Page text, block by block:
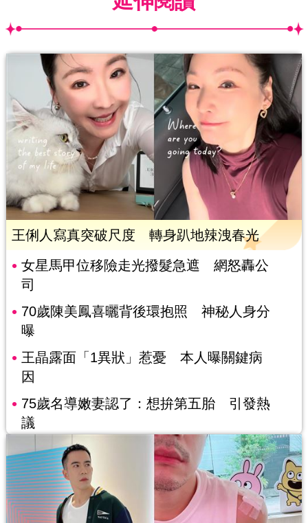
王俐人寫真突破尺度 轉身趴地辣洩春光
女星馬甲位移險走光撥髮急遮 網怒轟公
司
70歲陳美鳳喜曬背後環抱照 神秘人身分
曝
王晶露面「1異狀」惹憂 本人曝關鍵病
因
75歲名導嫩妻認了：想拚第五胎 引發熱
議